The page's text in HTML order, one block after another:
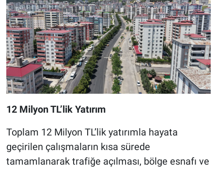
12 Milyon TL’lik Yatırım
Toplam 12 Milyon TL’lik yatırımla hayata
geçirilen çalışmaların kısa sürede
tamamlanarak trafiğe açılması, bölge esnafı ve